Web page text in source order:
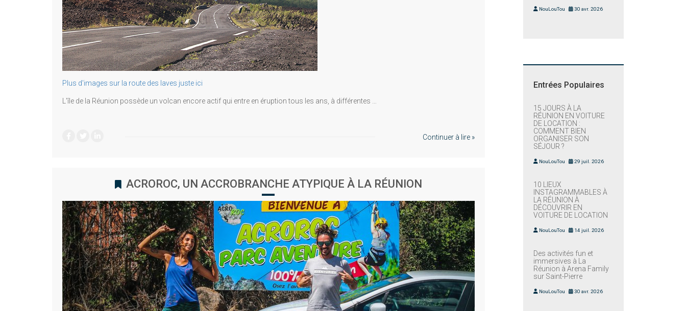
Plus d'images sur la route des laves juste ici
L'île de la Réunion possède un volcan encore actif qui entre en éruption tous les ans, à différentes …
Continuer à lire »
ACROROC, UN ACCROBRANCHE ATYPIQUE À LA RÉUNION
NouLouTou 30 avr. 2026
Entrées Populaires
15 JOURS À LA
RÉUNION EN VOITURE
DE LOCATION :
COMMENT BIEN
ORGANISER SON
SÉJOUR ?
NouLouTou 29 juil. 2026
10 LIEUX
INSTAGRAMMABLES À
LA RÉUNION À
DÉCOUVRIR EN
VOITURE DE LOCATION
NouLouTou 14 juil. 2026
Des activités fun et
immersives à La
Réunion à Arena Family
sur Saint-Pierre
NouLouTou 30 avr. 2026